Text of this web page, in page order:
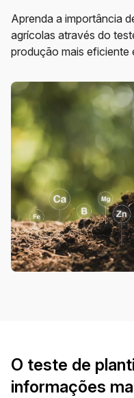
Aprenda a importância
agrícolas através do
produção mais eficiente
O teste de
informações